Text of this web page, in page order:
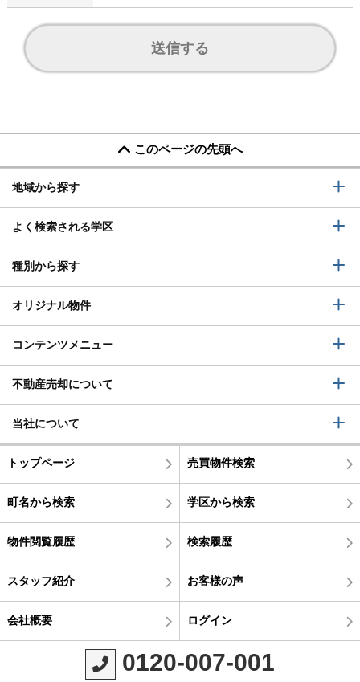
送信する
このページの先頭へ
地域から探す
よく検索される学区
種別から探す
オリジナル物件
コンテンツメニュー
不動産売却について
当社について
トップページ 売買物件検索
町名から検索 学区から検索
物件閲覧履歴 検索履歴
スタッフ紹介 お客様の声
会社概要 ログイン
0120-007-001